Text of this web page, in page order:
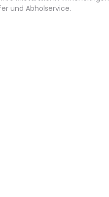
und Abholservice.